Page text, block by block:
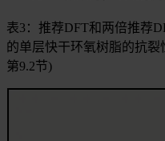
表3：推荐DFT和两倍推荐
的单层快干环氧树脂的抗裂
第9.2节)